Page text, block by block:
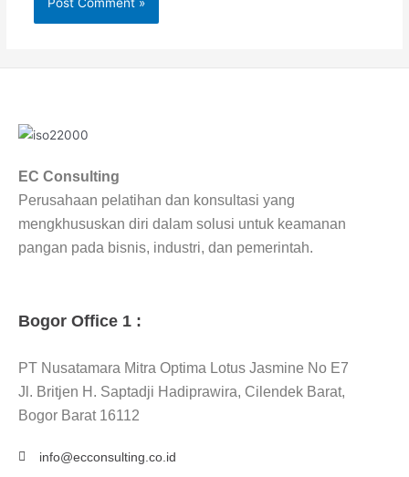
EC Consulting
Perusahaan pelatihan dan konsultasi yang
mengkhususkan diri dalam solusi untuk keamanan
pangan pada bisnis, industri, dan pemerintah.
Bogor Office 1 :
PT Nusatamara Mitra Optima Lotus Jasmine No E7
Jl. Britjen H. Saptadji Hadiprawira, Cilendek Barat,
Bogor Barat 16112
info@ecconsulting.co.id